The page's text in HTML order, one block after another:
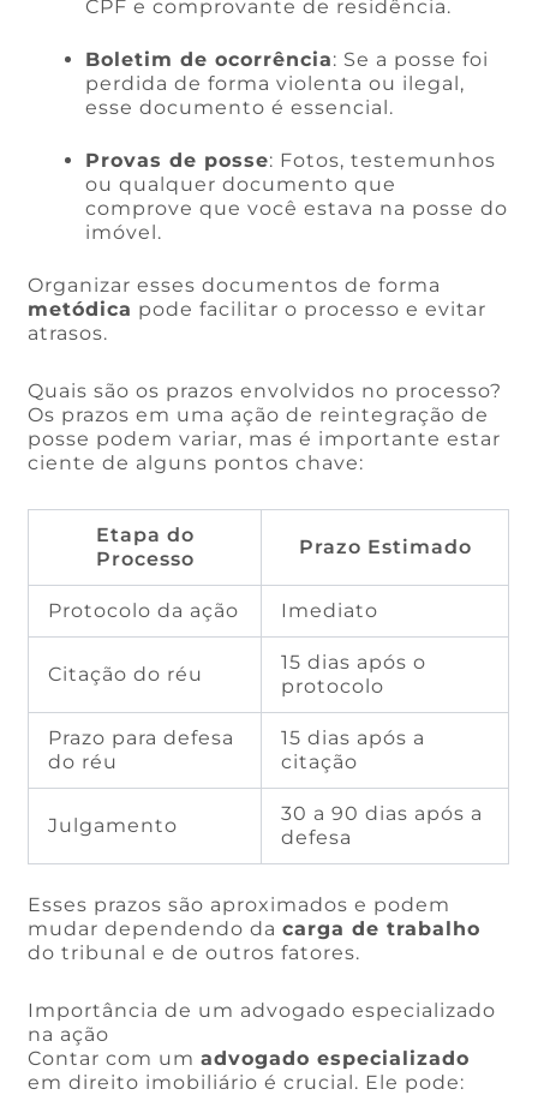
CPF e comprovante de residência.
Boletim de ocorrência: Se a posse foi
perdida de forma violenta ou ilegal,
esse documento é essencial.
Provas de posse: Fotos, testemunhos
ou qualquer documento que
comprove que você estava na posse do
imóvel.
Organizar esses documentos de forma
metódica pode facilitar o processo e evitar
atrasos.
Quais são os prazos envolvidos no processo?
Os prazos em uma ação de reintegração de
posse podem variar, mas é importante estar
ciente de alguns pontos chave:
Etapa do
Processo
Prazo Estimado
Protocolo da ação Imediato
Citação do réu
15 dias após o
protocolo
Prazo para defesa
do réu
15 dias após a
citação
Julgamento
30 a 90 dias após a
defesa
Esses prazos são aproximados e podem
mudar dependendo dacarga de trabalho
do tribunal e de outros fatores.
Importância de um advogado especializado
na ação
Contar com umadvogado especializado
em direito imobiliário é crucial. Ele pode: